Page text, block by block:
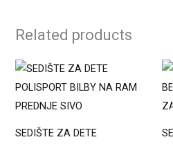
Related products
SEDIŠTE ZA DETE